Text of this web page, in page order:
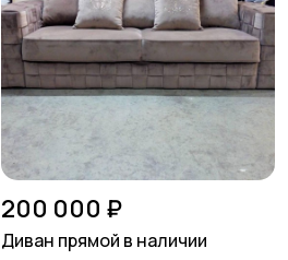
200 000 ₽
Диван прямой в наличии